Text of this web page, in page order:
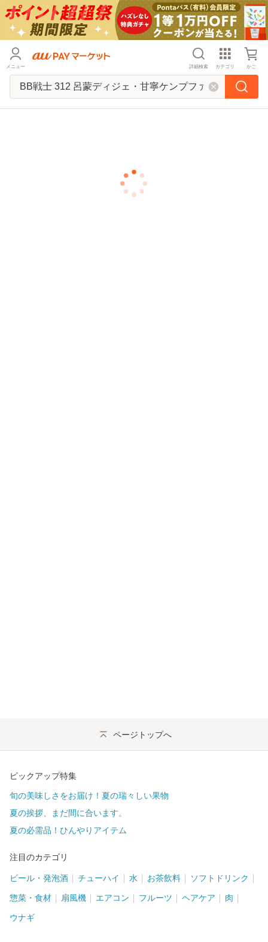
メニュー 詳細検索 カテゴリ かご
ページトップへ
ピックアップ特集
旬の美味しさをお届け！夏の瑞々しい果物
夏の挨拶、まだ間に合います。
夏の必需品！ひんやりアイテム
注目のカテゴリ
ビール・発泡酒 チューハイ 水 お茶飲料 ソフトドリンク
惣菜・食材 扇風機 エアコン フルーツ ヘアケア 肉
ウナギ